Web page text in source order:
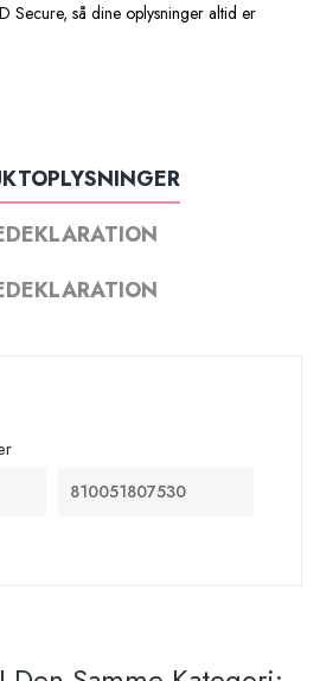
Secure, så dine oplysninger altid er
810051807530